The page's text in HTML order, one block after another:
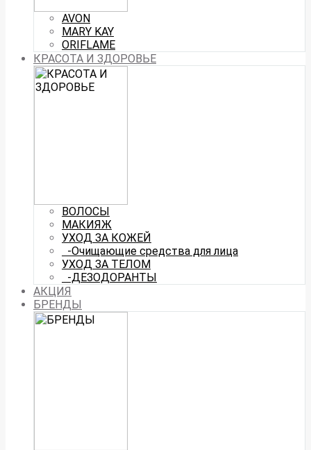
AVON
MARY KAY
ORIFLAME
КРАСОТА И ЗДОРОВЬЕ
ВОЛОСЫ
МАКИЯЖ
УХОД ЗА КОЖЕЙ
-Очищающие средства для лица
УХОД ЗА ТЕЛОМ
-ДЕЗОДОРАНТЫ
АКЦИЯ
БРЕНДЫ